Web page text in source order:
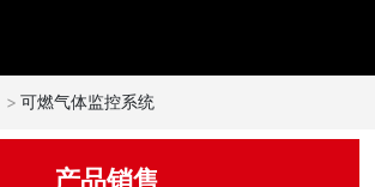
可燃气体监控系统
产品销售